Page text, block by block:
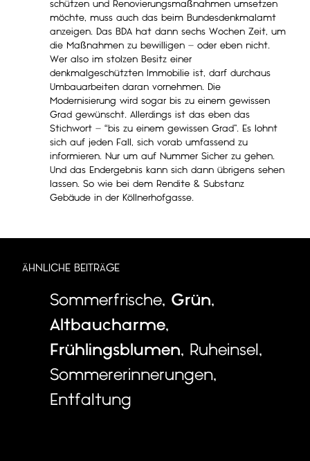
schützen und Renovierungsmaßnahmen umsetzen
möchte, muss auch das beim Bundesdenkmalamt
anzeigen. Das BDA hat dann sechs Wochen Zeit, um
die Maßnahmen zu bewilligen – oder eben nicht.
Wer also im stolzen Besitz einer
denkmalgeschützten Immobilie ist, darf durchaus
Umbauarbeiten daran vornehmen. Die
Modernisierung wird sogar bis zu einem gewissen
Grad gewünscht. Allerdings ist das eben das
Stichwort – “bis zu einem gewissen Grad”. Es lohnt
sich auf jeden Fall, sich vorab umfassend zu
informieren. Nur um auf Nummer Sicher zu gehen.
Und das Endergebnis kann sich dann übrigens sehen
lassen. So wie bei dem Rendite & Substanz
Gebäude in der Köllnerhofgasse.
ÄHNLICHE BEITRÄGE
Sommerfrische, Grün,
Altbaucharme,
Frühlingsblumen, Ruheinsel ,
Sommererinnerungen,
Entfaltung